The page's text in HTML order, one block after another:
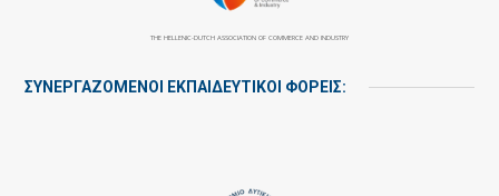
THE HELLENIC-DUTCH ASSOCIATION OF COMMERCE AND INDUSTRY
ΣΥΝΕΡΓΑΖΌΜΕΝΟΙ ΕΚΠΑΙΔΕΥΤΙΚΟΊ ΦΟΡΕΊΣ: